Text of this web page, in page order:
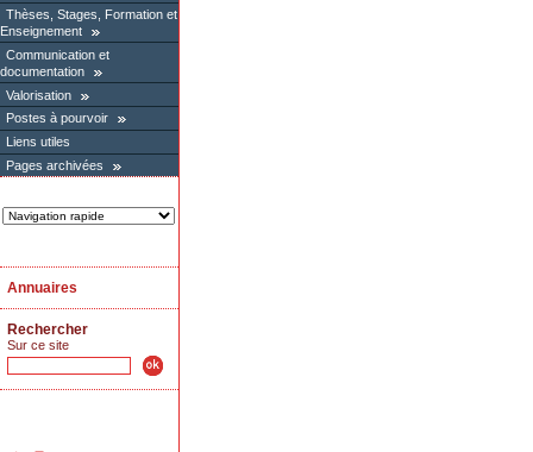
Thèses, Stages, Formation et
Enseignement
Communication et
documentation
Valorisation
Postes à pourvoir
Liens utiles
Pages archivées
Annuaires
Rechercher
Sur ce site